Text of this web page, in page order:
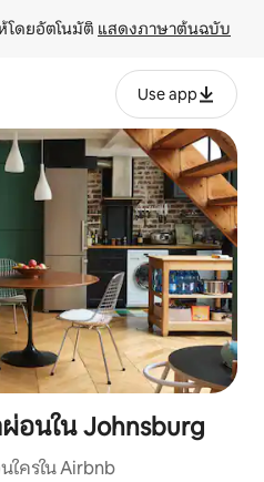
โดยอัตโนมัติ แสดงภาษาต้นฉบับ
Use app
นใน Johnsburg
ครใน Airbnb